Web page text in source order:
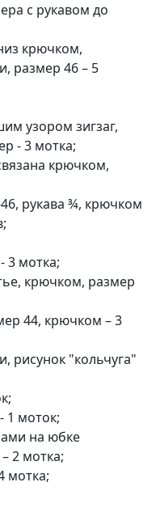
с рукавом до
крючком,
размер 46 – 5
узором зигзаг,
- 3 мотка;
крючком,
рукава ¾, крючком
3 мотка;
крючком, размер
44, крючком – 3
рисунок "кольчуга"
1 моток;
на юбке
2 мотка;
мотка;